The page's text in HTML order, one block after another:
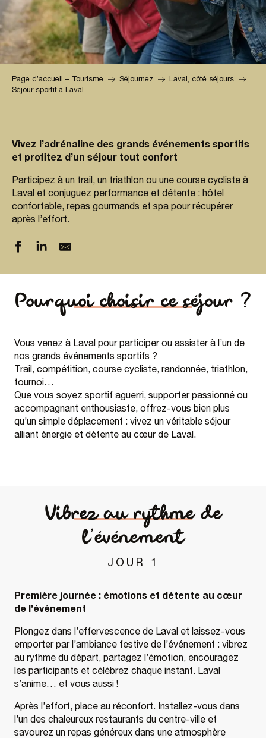
Page d’accueil – Tourisme Séjournez
Laval, côté séjours
Séjour sportif à Laval
Vivez l’adrénaline des grands événements sportifs
et profitez d’un séjour tout confort
Participez à un trail, un triathlon ou une course cycliste à
Laval et conjuguez performance et détente : hôtel
confortable, repas gourmands et spa pour récupérer
après l’effort.
Pourquoi choisir ce séjour ?
Vous venez à Laval pour participer ou assister à l’un de
nos grands événements sportifs ?
Trail, compétition, course cycliste, randonnée, triathlon,
tournoi…
Que vous soyez sportif aguerri, supporter passionné ou
accompagnant enthousiaste, offrez-vous bien plus
qu’un simple déplacement : vivez un véritable séjour
alliant énergie et détente au cœur de Laval.
Vibrez au rythme de
l’événement
JOUR 1
Première journée : émotions et détente au cœur
de l’événement
Plongez dans l’effervescence de Laval et laissez-vous
emporter par l’ambiance festive de l’événement : vibrez
au rythme du départ, partagez l’émotion, encouragez
les participants et célébrez chaque instant. Laval
s’anime… et vous aussi !
Après l’effort, place au réconfort. Installez-vous dans
l’un des chaleureux restaurants du centre-ville et
savourez un repas généreux dans une atmosphère